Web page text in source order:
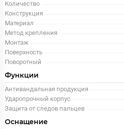
Количество
Конструкция
Материал
Метод крепления
Монтаж
Поверхность
Поворотный
Функции
Антивандальная продукция
Ударопрочный корпус
Защита от следов пальцев
Оснащение